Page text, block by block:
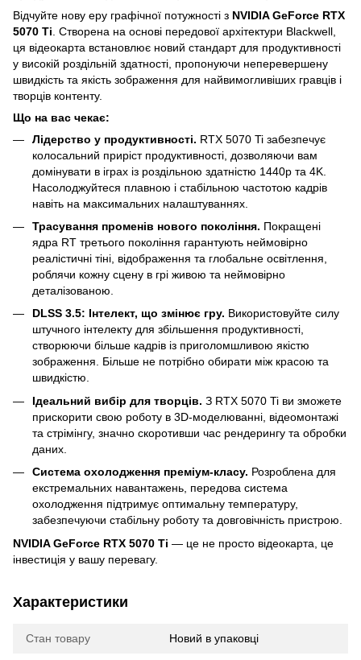
Відчуйте нову еру графічної потужності з NVIDIA GeForce RTX
5070 Ti . Створена на основі передової архітектури Blackwell,
ця відеокарта встановлює новий стандарт для продуктивності
у високій роздільній здатності, пропонуючи неперевершену
швидкість та якість зображення для найвимогливіших гравців і
творців контенту.
Що на вас чекає:
Лідерство у продуктивності. RTX 5070 Ti забезпечує
колосальний приріст продуктивності, дозволяючи вам
домінувати в іграх із роздільною здатністю 1440p та 4K.
Насолоджуйтеся плавною і стабільною частотою кадрів
навіть на максимальних налаштуваннях.
Трасування променів нового покоління. Покращені
ядра RT третього покоління гарантують неймовірно
реалістичні тіні, відображення та глобальне освітлення,
роблячи кожну сцену в грі живою та неймовірно
деталізованою.
DLSS 3.5: Інтелект, що змінює гру. Використовуйте силу
штучного інтелекту для збільшення продуктивності,
створюючи більше кадрів із приголомшливою якістю
зображення. Більше не потрібно обирати між красою та
швидкістю.
Ідеальний вибір для творців. З RTX 5070 Ti ви зможете
прискорити свою роботу в 3D-моделюванні, відеомонтажі
та стрімінгу, значно скоротивши час рендерингу та обробки
даних.
Система охолодження преміум-класу. Розроблена для
екстремальних навантажень, передова система
охолодження підтримує оптимальну температуру,
забезпечуючи стабільну роботу та довговічність пристрою.
NVIDIA GeForce RTX 5070 Ti — це не просто відеокарта, це
інвестиція у вашу перевагу.
Характеристики
Стан товару Новий в упаковці